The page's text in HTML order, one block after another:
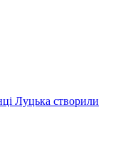
Луцька створили